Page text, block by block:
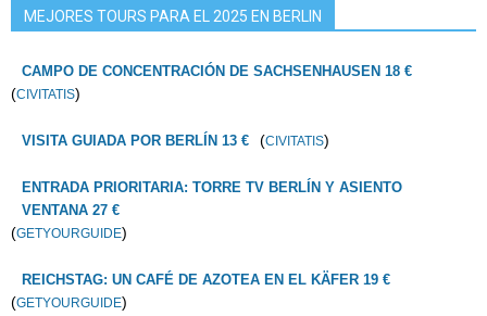
MEJORES TOURS PARA EL 2025 EN BERLIN
CAMPO DE CONCENTRACIÓN DE SACHSENHAUSEN 18 €
(CIVITATIS)
VISITA GUIADA POR BERLÍN 13 € (CIVITATIS)
ENTRADA PRIORITARIA: TORRE TV BERLÍN Y ASIENTO
VENTANA 27 €
(GETYOURGUIDE)
REICHSTAG: UN CAFÉ DE AZOTEA EN EL KÄFER 19 €
(GETYOURGUIDE)